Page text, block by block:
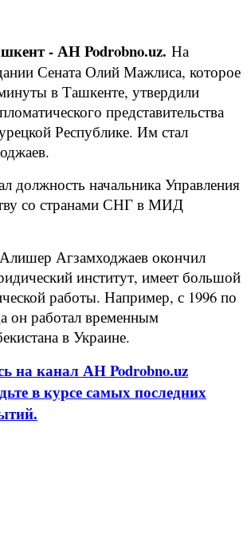
- АН Podrobno.uz. На
Сената Олий Мажлиса, которое
в Ташкенте, утвердили
представительства
Республике. Им стал
должность начальника Управления
со странами СНГ в МИД
Агзамходжаев окончил
институт, имеет большой
работы. Например, с 1996 по
он работал временным
в Украине.
на канал АН Podrobno.uz
в курсе самых последних